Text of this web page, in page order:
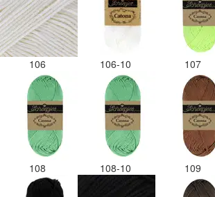
106 106-10 107
108 108-10 109